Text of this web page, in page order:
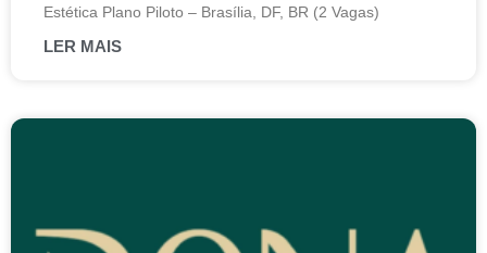
Estética Plano Piloto – Brasília, DF, BR (2 Vagas)
LER MAIS